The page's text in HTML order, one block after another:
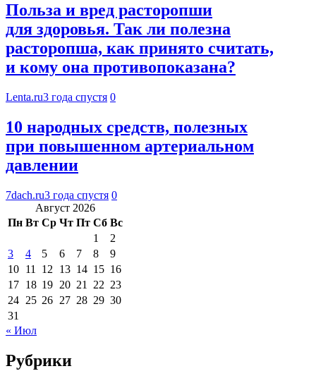
Польза и вред расторопши
для здоровья. Так ли полезна
расторопша, как принято считать,
и кому она противопоказана?
Lenta.ru3 года спустя 0
10 народных средств, полезных
при повышенном артериальном
давлении
7dach.ru3 года спустя 0
Август 2026
Пн Вт Ср Чт Пт Сб Вс
1
2
3
4 5 6 7 8
9
10 11 12 13 14 15 16
17 18 19 20 21 22 23
24 25 26 27 28 29 30
31
« Июл
Рубрики